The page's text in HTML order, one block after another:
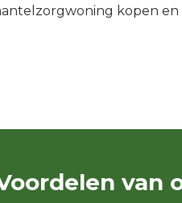
kopen
van